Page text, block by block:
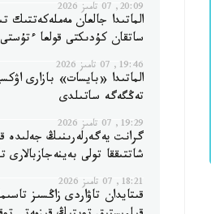
20:09, 07 تامىز 2026
الماتىدا جالعان مەملەكەتتىك
ساتقان كۇدىكتى قولعا ءتۇستى
19:46, 07 تامىز 2026
تەڭگەگە ساتىلدى
19:29, 07 تامىز 2026
گرانت يەگەرلەرىنىڭ جەلىدە
شاتتىققا تولى بەينەجازبالارى
18:21, 07 تامىز 2026
قىتايدان تاۋاردى زاڭسىز